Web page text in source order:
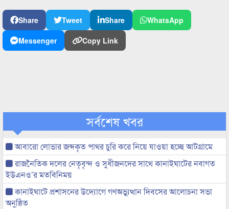
Share Tweet Share
WhatsApp
Messenger
Copy Link
সর্বশেষ খবর
আবারো লোভার জব্দকৃত পাথর চুরি করে নিয়ে যাওয়া হচ্ছে আটগ্রামে
রাজনৈতিক দলের নেতৃবৃন্দ ও সুধীজনদের সাথে কানাইঘাটের নবাগত
ইউএনও’র মতবিনিময়
কানাইঘাটে প্রশাসনের উদ্যোগে গণঅভ্যুত্থান দিবসের আলোচনা সভা
অনুষ্ঠিত